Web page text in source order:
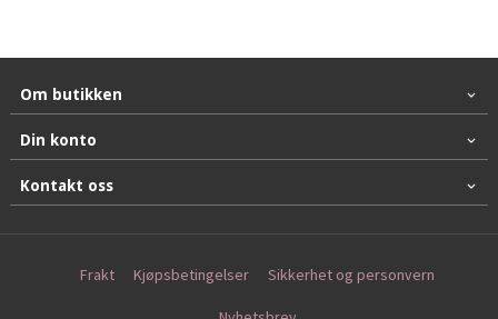
Om butikken
Din konto
Kontakt oss
Frakt Kjøpsbetingelser Sikkerhet og personvern